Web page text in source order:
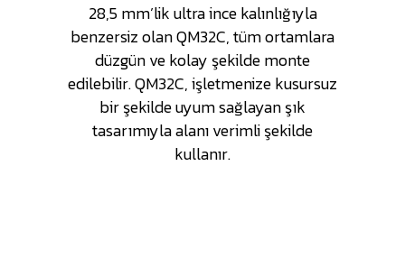
28,5 mm’lik ultra ince kalınlığıyla
benzersiz olan QM32C, tüm ortamlara
düzgün ve kolay şekilde monte
edilebilir. QM32C, işletmenize kusursuz
bir şekilde uyum sağlayan şık
tasarımıyla alanı verimli şekilde
kullanır.